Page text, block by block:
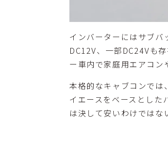
インバーターにはサブバ
DC12V、一部DC24Vも
ー車内で家庭用エアコン
本格的なキャブコンでは
イエースをベースとし
は決して安いわけではな